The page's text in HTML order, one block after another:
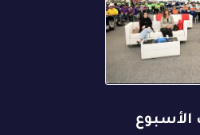
الأسبوع